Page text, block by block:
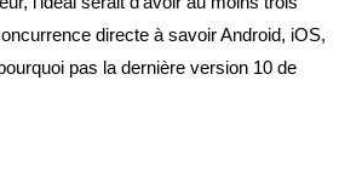
directe à savoir Android, iOS,
pas la dernière version 10 de